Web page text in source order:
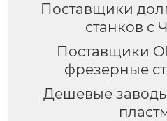
Поставщики
станков с
Поставщики
фрезерные
Дешевые